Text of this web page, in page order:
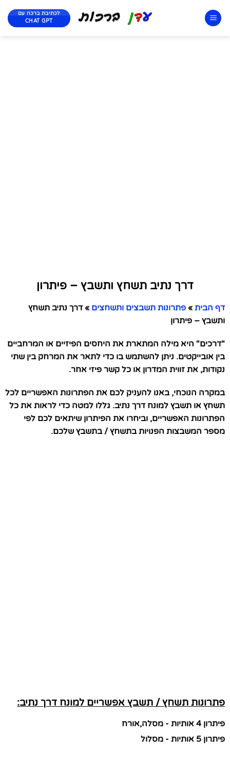
לכתיבת ברכה עם
CHAT GPT
דרך נתיב תשחץ ותשבץ – פיתרון
דף הבית » פתרונות תשבצים ותשחצים » דרך נתיב תשחץ
ותשבץ – פיתרון
"דרכים" היא מילה המתארת את היחסים הפיזיים או המרחביים
בין אובייקטים. ניתן להשתמש בו כדי לתאר את המרחק בין שתי
נקודות, את זווית המדרון או כל קשר פיזי אחר.
במקרה הנוכחי, באנו להעניק לכם את הפתרונות האפשריים לכל
תשחץ או תשבץ למונח דרך נתיב. גללו למטה כדי לראות את כל
הפתרונות האפשריים, וביחרו את הפיתרון שיתאים לכם לפי
מספר המשבצות הפנויות בתשחץ / בתשבץ שלכם.
פתרונות תשחץ / תשבץ אפשריים למונח דרך נתיב:
פיתרון 4 אותיות - מסלה,אורח
פיתרון 5 אותיות - מסלול